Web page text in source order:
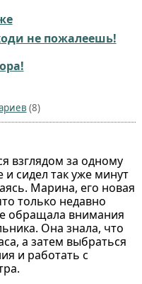
не пожалеешь!
(8)
взглядом за одному
сидел так уже минут
Марина, его новая
только недавно
обращала внимания
Она знала, что
а затем выбраться
и работать с